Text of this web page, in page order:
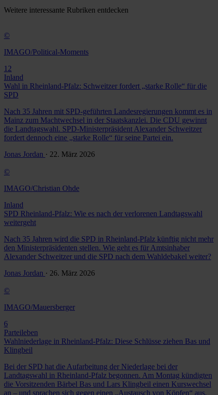
Weitere interessante Rubriken entdecken
©
IMAGO/Political-Moments
12
Inland
Wahl in Rheinland-Pfalz: Schweitzer fordert „starke Rolle“ für die
SPD
Nach 35 Jahren mit SPD-geführten Landesregierungen kommt es in
Mainz zum Machtwechsel in der Staatskanzlei. Die CDU gewinnt
die Landtagswahl. SPD-Ministerpräsident Alexander Schweitzer
fordert dennoch eine „starke Rolle“ für seine Partei ein.
Jonas Jordan · 22. März 2026
©
IMAGO/Christian Ohde
Inland
SPD Rheinland-Pfalz: Wie es nach der verlorenen Landtagswahl
weitergeht
Nach 35 Jahren wird die SPD in Rheinland-Pfalz künftig nicht mehr
den Ministerpräsidenten stellen. Wie geht es für Amtsinhaber
Alexander Schweitzer und die SPD nach dem Wahldebakel weiter?
Jonas Jordan · 26. März 2026
©
IMAGO/Mauersberger
6
Parteileben
Wahlniederlage in Rheinland-Pfalz: Diese Schlüsse ziehen Bas und
Klingbeil
Bei der SPD hat die Aufarbeitung der Niederlage bei der
Landtagswahl in Rheinland-Pfalz begonnen. Am Montag kündigten
die Vorsitzenden Bärbel Bas und Lars Klingbeil einen Kurswechsel
an – und sprachen sich gegen einen „Austausch von Köpfen“ aus.